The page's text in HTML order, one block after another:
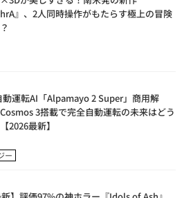
』、2人同時操作がもたらす極上の冒険
動運転AI「Alpamayo 2 Super」商用解
3搭載で完全自動運転の未来はどう
2026最新】
ー